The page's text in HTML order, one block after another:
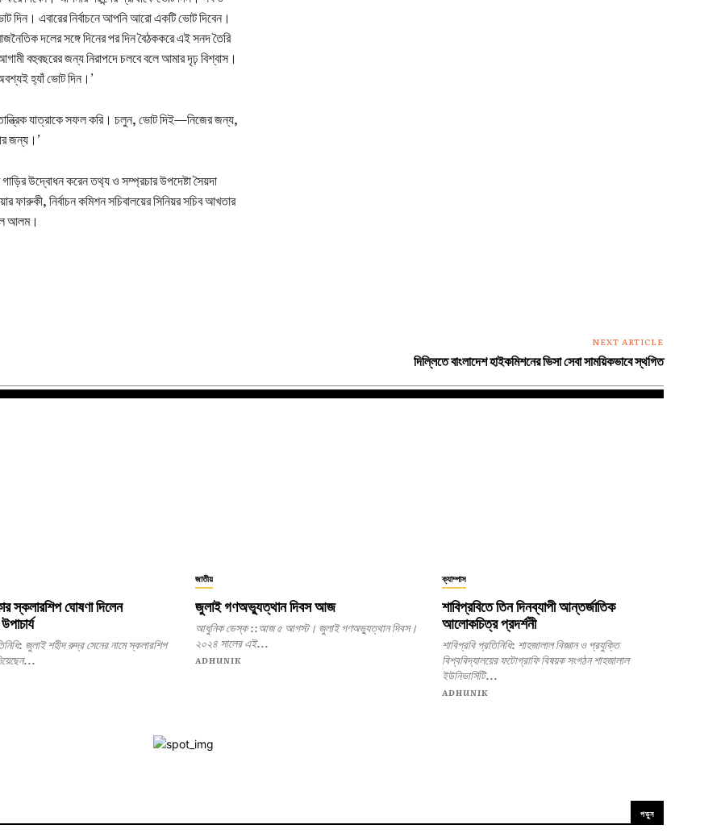
দিন। এবারের নির্বাচনে আপনি আরো একটি ভোট দিবেন।
দলের সঙ্গে দিনের পর দিন বৈঠককরে এই সনদ তৈরি
বহুবছরের জন্য নিরাপদে চলবে বলে আমার দৃঢ় বিশ্বাস।
হ‍্যাঁ ভোট দিন।’
যাত্রাকে সফল করি। চলুন, ভোট দিই—নিজের জন্য,
জন্য।’
উদ্বোধন করেন তথ‍্য ও সম্প্রচার উপদেষ্টা সৈয়দা
ফারুকী, নির্বাচন কমিশন সচিবালয়ের সিনিয়র সচিব আখতার
আলম।
NEXT ARTICLE
দিল্লিতে বাংলাদেশ হাইকমিশনের ভিসা সেবা সাময়িকভাবে স্থগিত
স্কলারশিপ ঘোষণা দিলেন
নামে স্কলারশিপ
জাতীয়
জুলাই গণঅভ্যুত্থান দিবস আজ
আধুনিক ডেস্ক ::আজ ৫ আগস্ট। জুলাই গণঅভ্যুত্থান দিবস।
২০২৪ সালের এই...
ADHUNIK
ক্যাম্পাস
শাবিপ্রবিতে তিন দিনব্যাপী আন্তর্জাতিক
আলোকচিত্র প্রদর্শনী
শাবিপ্রবি প্রতিনিধি: শাহজালাল বিজ্ঞান ও প্রযুক্তি
বিশ্ববিদ্যালয়ের ফটোগ্রাফি বিষয়ক সংগঠন শাহজালাল
ইউনিভার্সিটি...
ADHUNIK
পড়ুন